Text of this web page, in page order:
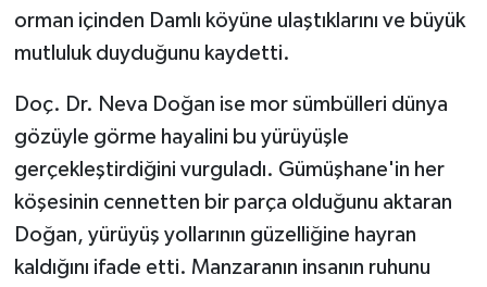
orman içinden Damlı köyüne ulaştıklarını ve büyük
mutluluk duyduğunu kaydetti.
Doç. Dr. Neva Doğan ise mor sümbülleri dünya
gözüyle görme hayalini bu yürüyüşle
gerçekleştirdiğini vurguladı. Gümüşhane'in her
köşesinin cennetten bir parça olduğunu aktaran
Doğan, yürüyüş yollarının güzelliğine hayran
kaldığını ifade etti. Manzaranın insanın ruhunu